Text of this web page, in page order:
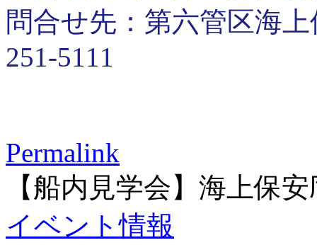
問合せ先：第六管区海
251-5111
Permalink
【船内見学会】海上保
イベント情報